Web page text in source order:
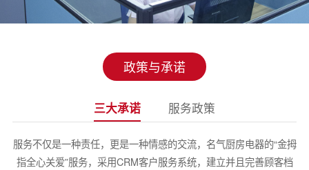
政策与承诺
三大承诺 服务政策
服务不仅是一种责任，更是一种情感的交流，名气厨房电器的“金拇
指全心关爱”服务，采用CRM客户服务系统，建立并且完善顾客档